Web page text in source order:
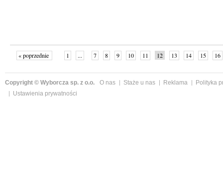
« poprzednie 1 ... 7 8 9 10 11 12 13 14 15 16
Copyright © Wyborcza sp. z o.o. O nas Staże u nas Reklama
Polityka
Ustawienia prywatności